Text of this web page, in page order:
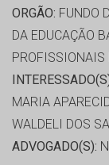
ORGÃO: FUNDO
DA EDUCAÇÃO
PROFISSIONAIS
MARIA
WALDELI DOS
ADVOGADO(S):